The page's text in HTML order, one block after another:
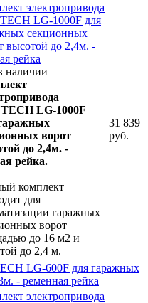
электропривода
LG-1000F для
секционных
высотой до 2,4м. -
рейка
наличии
LG-1000F
ворот
до 2,4м. -
рейка.
комплект
для
гаражных
ворот
до 16 м2 и
до 2,4 м.
31 839
руб.
LG-600F для гаражных
- ременная рейка
электропривода